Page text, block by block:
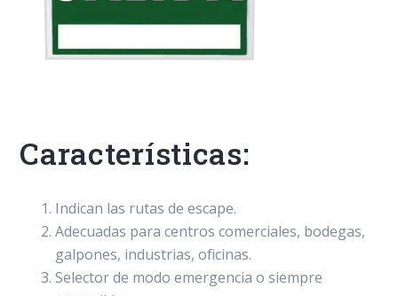
Características:
Indican las rutas de escape.
Adecuadas para centros comerciales, bodegas,
galpones, industrias, oficinas.
Selector de modo emergencia o siempre